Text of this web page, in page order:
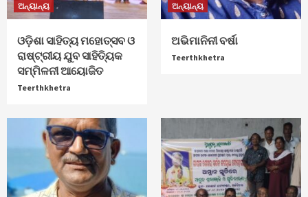
ଅନ୍ୟାନ୍ୟ
ଓଡ଼ିଶା ସାହିତ୍ୟ ମହୋତ୍ସବ ଓ
ରାଷ୍ଟ୍ରୀୟ ଯୁବ ସାହିତ୍ୟିକ
ସମ୍ମିଳନୀ ଆୟୋଜିତ
Teerthkhetra
ଅନ୍ୟାନ୍ୟ
ଅଭିମାନିନୀ ବର୍ଷା
Teerthkhetra